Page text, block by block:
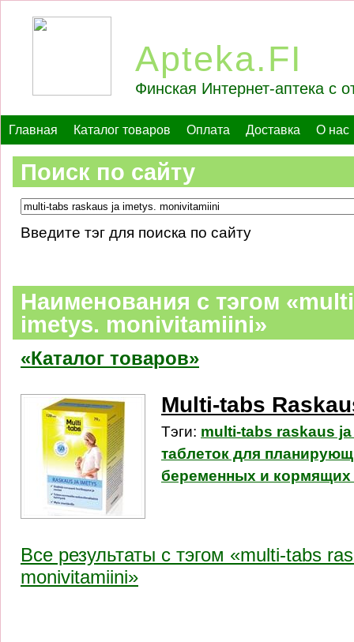
Apteka.FI
Финская Интернет-аптека с
Главная Каталог товаров Оплата Доставка О нас
Поиск по сайту
Введите тэг для поиска по сайту
Наименования c тэгом
imetys. monivitamiini»
«Каталог товаров»
Multi-tabs
Тэги: multi-tabs raskaus
таблеток для
беременных и
Все результаты c тэгом «multi-tabs
monivitamiini»